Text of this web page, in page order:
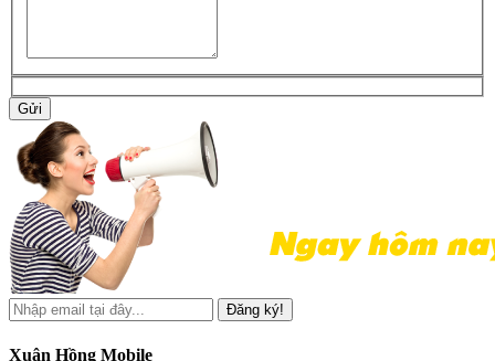
Gửi
Đăng ký!
Xuân Hồng Mobile